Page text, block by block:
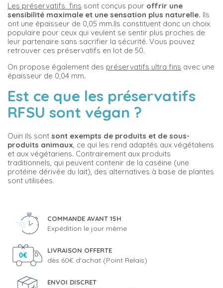
Les préservatifs fins sont conçus pour offrir une
sensibilité maximale et une sensation plus naturelle. Ils
ont une épaisseur de 0,05 mm.Ils constituent donc un choix
populaire pour ceux qui veulent se sentir plus proches de
leur partenaire sans sacrifier la sécurité. Vous pouvez
retrouver ces préservatifs en lot de 50.
On propose également des préservatifs ultra fins avec une
épaisseur de 0,04 mm.
Est ce que les préservatifs
RFSU sont végan ?
Ouin ils sont sont exempts de produits et de sous-
produits animaux, ce qui les rend adaptés aux végétaliens
et aux végétariens. Contrairement aux produits
traditionnels, qui peuvent contenir de la caséine (une
protéine dérivée du lait), des alternatives à base de plantes
sont utilisées.
COMMANDE AVANT 15H
Expédition le jour même
LIVRAISON OFFERTE
dès 60€ d'achat (Point Relais)
ENVOI DISCRET